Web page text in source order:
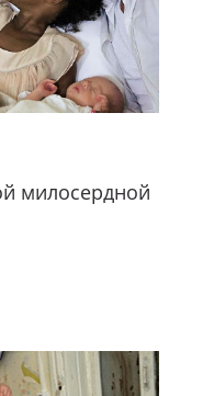
милосердной